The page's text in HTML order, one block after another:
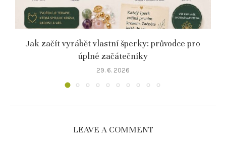
Jak začít vyrábět vlastní šperky: průvodce pro
úplné začátečníky
29. 6. 2026
LEAVE A COMMENT